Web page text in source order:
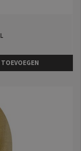
TOEVOEGEN